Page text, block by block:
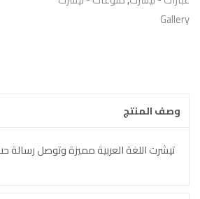
Gallery
وصف المنتج
تيشرت اللغة العربية مميزة وتوصل رسالة